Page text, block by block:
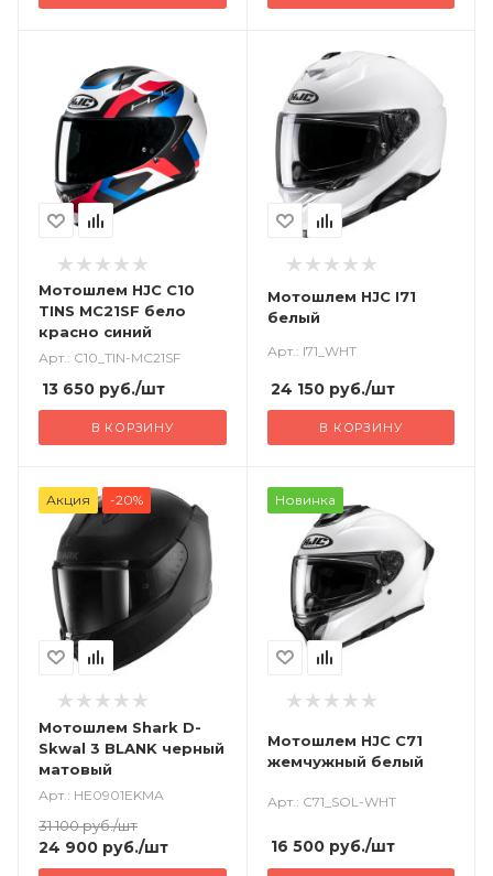
Мотошлем HJC C10
TINS MC21SF бело
красно синий
Арт.: C10_TIN-MC21SF
13 650 руб./шт
В КОРЗИНУ
Мотошлем HJC I71
белый
Арт.: I71_WHT
24 150руб./шт
В КОРЗИНУ
Акция -20%
Мотошлем Shark D-
Skwal 3 BLANK черный
матовый
Арт.: HE0901EKMA
31 100руб./шт
24 900 руб./шт
Новинка
Мотошлем HJC C71
жемчужный белый
Арт.: C71_SOL-WHT
16 500руб./шт